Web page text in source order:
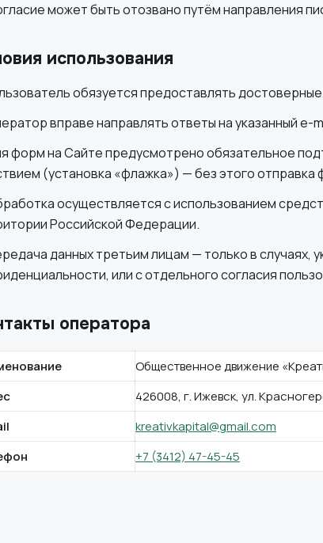
может быть отозвано путём направления
использования
обязуется предоставлять
вправе направлять ответы на указанный e-
форм на Сайте предусмотрено обязательное
(установка «флажка») — без этого
осуществляется с использованием
Российской Федерации.
данных третьим лицам — только в случаях,
или с отдельного согласия
оператора
Общественное движение
426008, г. Ижевск, ул.
kreativkapital@gmail.com
+7 (3412) 47-45-45